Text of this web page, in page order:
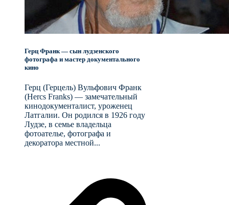
Герц Франк — сын лудзенского
фотографа и мастер документального
кино
Герц (Герцель) Вульфович Франк
(Hercs Franks) — замечательный
кинодокументалист, уроженец
Латгалии. Он родился в 1926 году
Лудзе, в семье владельца
фотоателье, фотографа и
декоратора местной...